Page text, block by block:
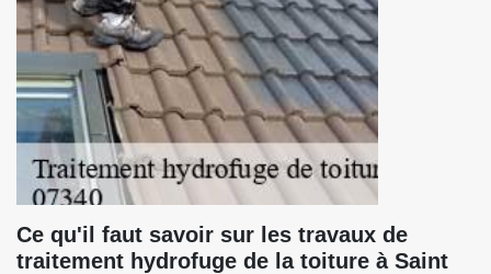
Ce qu'il faut savoir sur les travaux de
traitement hydrofuge de la toiture à Saint